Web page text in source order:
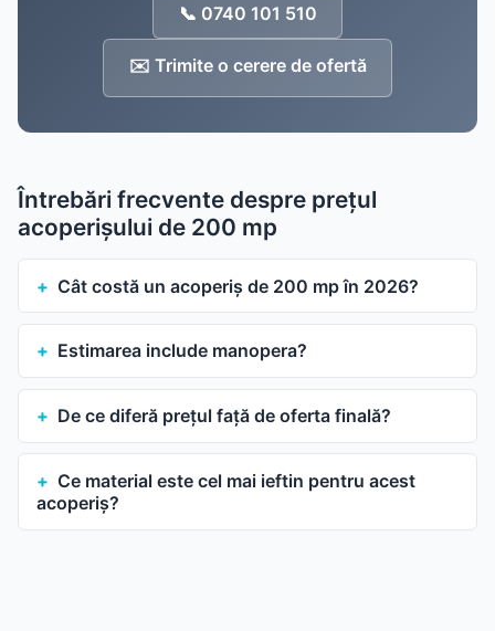
📞 0740 101 510
✉️ Trimite o cerere de ofertă
Întrebări frecvente despre prețul
acoperișului de 200 mp
Cât costă un acoperiș de 200 mp în 2026?
Estimarea include manopera?
De ce diferă prețul față de oferta finală?
Ce material este cel mai ieftin pentru acest
acoperiș?